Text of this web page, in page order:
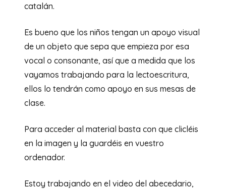
catalán.
Es bueno que los niños tengan un apoyo visual
de un objeto que sepa que empieza por esa
vocal o consonante, así que a medida que los
vayamos trabajando para la lectoescritura,
ellos lo tendrán como apoyo en sus mesas de
clase.
Para acceder al material basta con que clicléis
en la imagen y la guardéis en vuestro
ordenador.
Estoy trabajando en el video del abecedario,